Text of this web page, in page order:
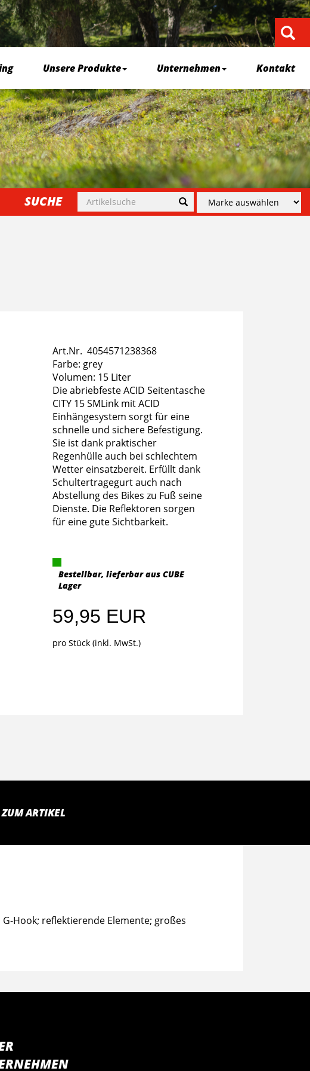
Unsere Produkte Unternehmen Kontakt
SUCHE
Art.Nr. 4054571238368
Farbe: grey
Volumen: 15 Liter
Die abriebfeste ACID Seitentasche
CITY 15 SMLink mit ACID
Einhängesystem sorgt für eine
schnelle und sichere Befestigung.
Sie ist dank praktischer
Regenhülle auch bei schlechtem
Wetter einsatzbereit. Erfüllt dank
Schultertragegurt auch nach
Abstellung des Bikes zu Fuß seine
Dienste. Die Reflektoren sorgen
für eine gute Sichtbarkeit.
Bestellbar, lieferbar aus CUBE
Lager
59,95 EUR
pro Stück (inkl. MwSt.)
ARTIKEL
Hook; reflektierende Elemente; großes